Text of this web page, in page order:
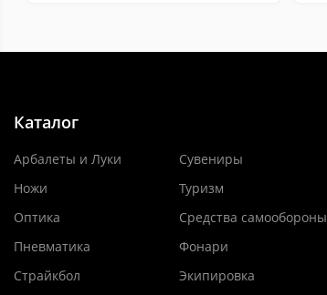
Каталог
Арбалеты и Луки
Ножи
Оптика
Пневматика
Страйкбол
Сувениры
Туризм
Средства самообороны
Фонари
Экипировка